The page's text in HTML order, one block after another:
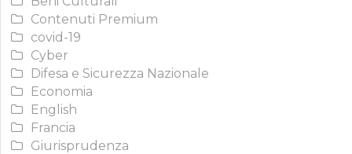
Contenuti Premium
covid-19
Cyber
Difesa e Sicurezza Nazionale
Economia
English
Francia
Giurisprudenza